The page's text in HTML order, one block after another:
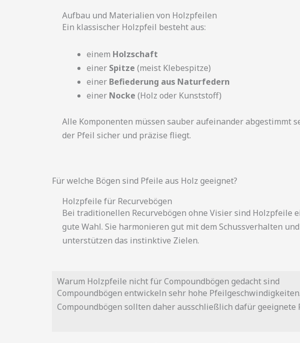
Aufbau und Materialien von Holzpfeilen
Ein klassischer Holzpfeil besteht aus:
einem Holzschaft
einer Spitze (meist Klebespitze)
einer Befiederung aus Naturfedern
einer Nocke (Holz oder Kunststoff)
Alle Komponenten müssen sauber aufeinander abgestimmt
der Pfeil sicher und präzise fliegt.
Für welche Bögen sind Pfeile aus Holz geeignet?
Holzpfeile für Recurvebögen
Bei traditionellen Recurvebögen ohne Visier sind Holzpfeile
gute Wahl. Sie harmonieren gut mit dem Schussverhalten und
unterstützen das instinktive Zielen.
Warum Holzpfeile nicht für Compoundbögen gedacht sind
Compoundbögen entwickeln sehr hohe
Compoundbögen sollten daher ausschließlich dafür geeignete